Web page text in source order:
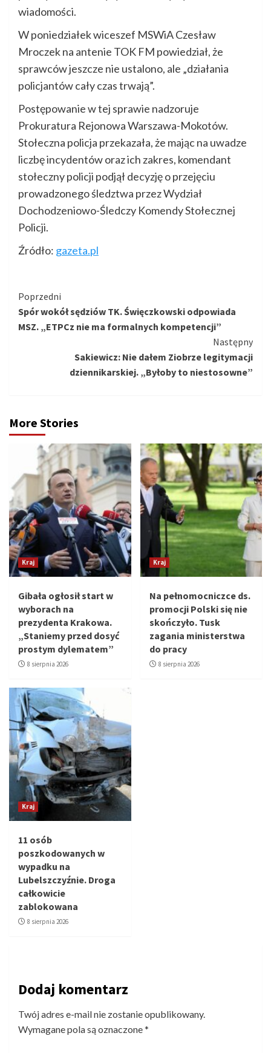
wiadomości.
W poniedziałek wiceszef MSWiA Czesław
Mroczek na antenie TOK FM powiedział, że
sprawców jeszcze nie ustalono, ale „działania
policjantów cały czas trwają”.
Postępowanie w tej sprawie nadzoruje
Prokuratura Rejonowa Warszawa-Mokotów.
Stołeczna policja przekazała, że mając na uwadze
liczbę incydentów oraz ich zakres, komendant
stołeczny policji podjął decyzję o przejęciu
prowadzonego śledztwa przez Wydział
Dochodzeniowo-Śledczy Komendy Stołecznej
Policji.
Źródło: gazeta.pl
Kontynuuj
czytanie
Poprzedni
Spór wokół sędziów TK. Święczkowski odpowiada
MSZ. „ETPCz nie ma formalnych kompetencji”
Następny
Sakiewicz: Nie dałem Ziobrze legitymacji
dziennikarskiej. „Byłoby to niestosowne”
More Stories
Kraj
Gibała ogłosił start w
wyborach na
prezydenta Krakowa.
„Staniemy przed dosyć
prostym dylematem”
8 sierpnia 2026
Kraj
Na pełnomocniczce ds.
promocji Polski się nie
skończyło. Tusk
zagania ministerstwa
do pracy
8 sierpnia 2026
Kraj
11 osób
poszkodowanych w
wypadku na
Lubelszczyźnie. Droga
całkowicie
zablokowana
8 sierpnia 2026
Dodaj komentarz
Twój adres e-mail nie zostanie opublikowany.
Wymagane pola są oznaczone*